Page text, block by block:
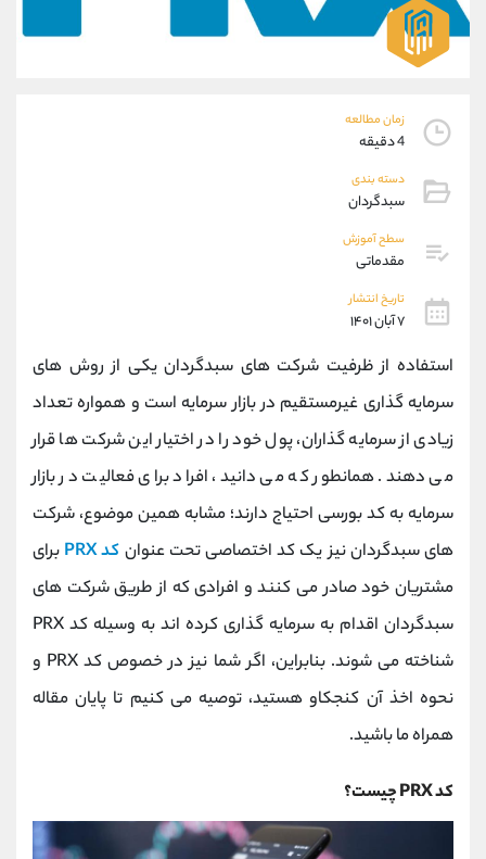
زمان مطالعه
4 دقیقه
دسته بندی
سبدگردان
سطح آموزش
مقدماتی
تاریخ انتشار
۷ آبان ۱۴۰۱
استفاده از ظرفیت شرکت های سبدگردان یکی از روش های
سرمایه گذاری غیرمستقیم در بازار سرمایه است و همواره تعداد
زیادی از سرمایه گذاران، پول خود را در اختیار این شرکت ها قرار
می دهند. همانطور که می دانید، افراد برای فعالیت در بازار
سرمایه به کد بورسی احتیاج دارند؛ مشابه همین موضوع، شرکت
های سبدگردان نیز یک کد اختصاصی تحت عنوان کد PRX
برای
مشتریان خود صادر می کنند و افرادی که از طریق شرکت های
سبدگردان اقدام به سرمایه گذاری کرده اند به وسیله کد PRX
شناخته می شوند. بنابراین، اگر شما نیز در خصوص کد PRX و
نحوه اخذ آن کنجکاو هستید، توصیه می کنیم تا پایان مقاله
همراه ما باشید.
کد PRX چیست؟
واتساپ شروع گفتگو
تلگرام
پشتیبان فروش
موبایل
واتساپ
داخلی
اطلاعات تماس (دفتر فروش)
تلفن 021-22021030
بدون پیش شماره 90001030
اینستاگرام @alireza.mehrabii
@alirezamehrabi_com